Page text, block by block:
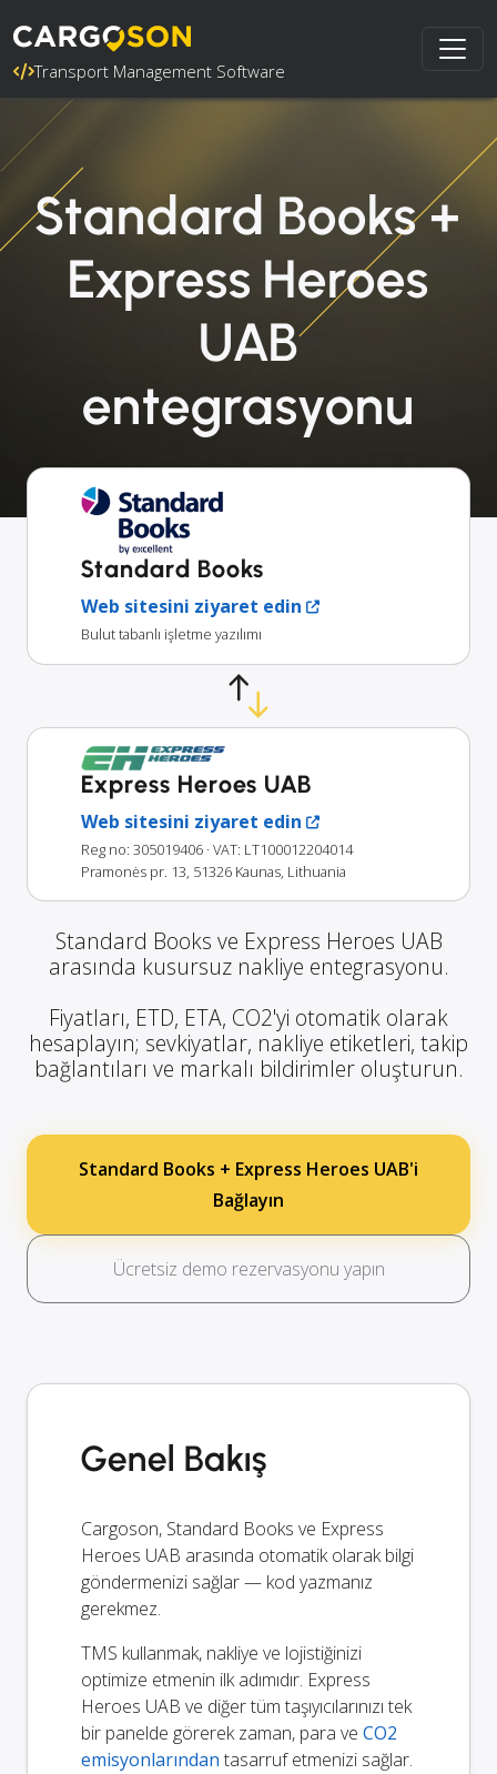
Transport Management Software
Standard Books +
Express Heroes
UAB
entegrasyonu
Standard Books
Web sitesini ziyaret edin
Bulut tabanlı işletme yazılımı
Express Heroes UAB
Web sitesini ziyaret edin
Reg no: 305019406 · VAT: LT100012204014
Pramonės pr. 13, 51326 Kaunas, Lithuania
Standard Books ve Express Heroes UAB
arasında kusursuz nakliye entegrasyonu.
Fiyatları, ETD, ETA, CO2'yi otomatik olarak
hesaplayın; sevkiyatlar, nakliye etiketleri, takip
bağlantıları ve markalı bildirimler oluşturun.
Standard Books + Express Heroes UAB'i
Bağlayın
Ücretsiz demo rezervasyonu yapın
Genel Bakış
Cargoson, Standard Books ve Express
Heroes UAB arasında otomatik olarak bilgi
göndermenizi sağlar — kod yazmanız
gerekmez.
TMS kullanmak, nakliye ve lojistiğinizi
optimize etmenin ilk adımıdır. Express
Heroes UAB ve diğer tüm taşıyıcılarınızı tek
bir panelde görerek zaman, para ve CO2
emisyonlarından tasarruf etmenizi sağlar.